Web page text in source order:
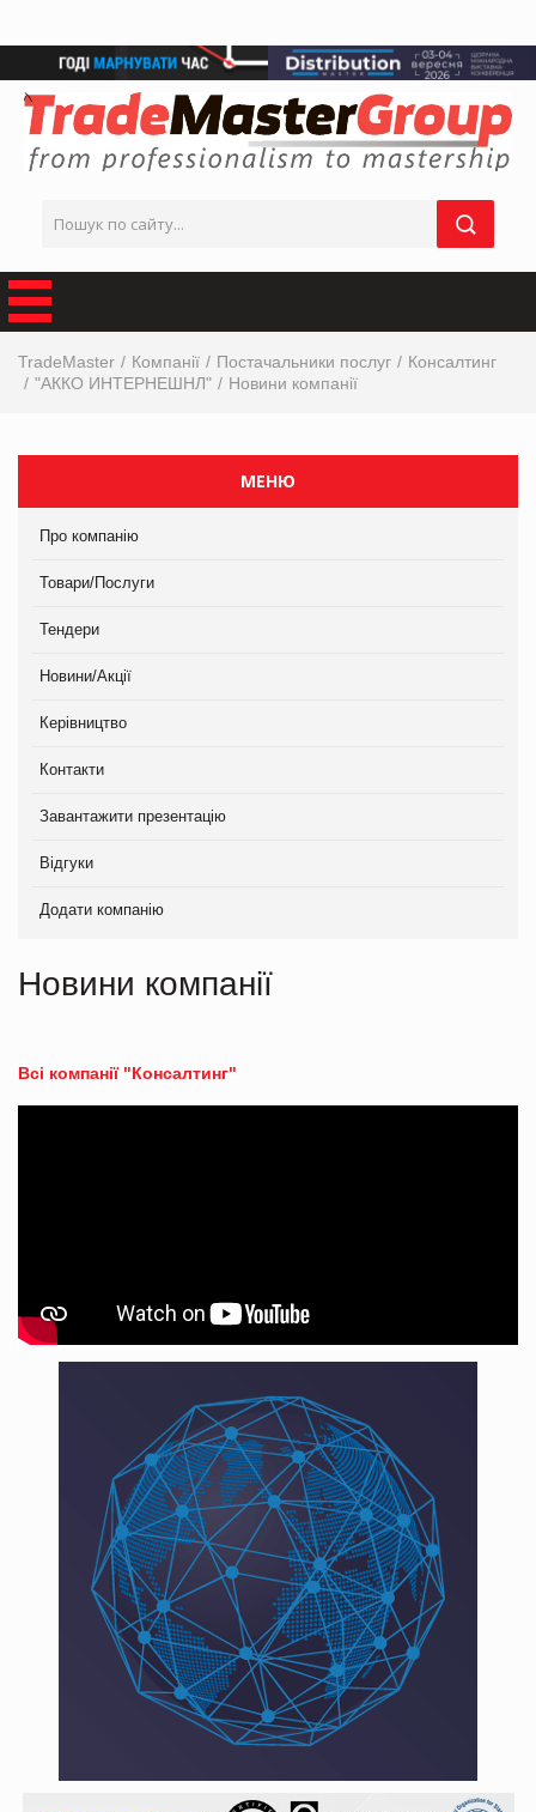
TradeMaster Компанії Постачальники послуг
Консалтинг
"АККО ИНТЕРНЕШНЛ"
Новини компанії
МЕНЮ
Про компанію
Товари/Послуги
Тендери
Новини/Акції
Керівництво
Контакти
Завантажити презентацію
Відгуки
Додати компанію
Новини компанії
Всі компанії "Консалтинг"